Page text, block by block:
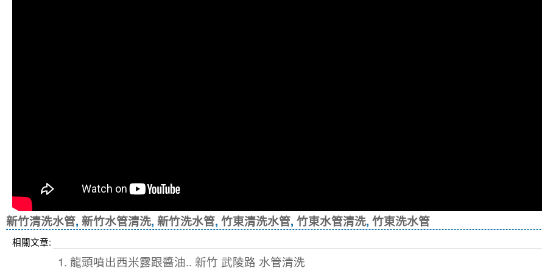
新竹清洗水管, 新竹水管清洗, 新竹洗水管, 竹東清洗水管, 竹東水管清洗, 竹東洗水管
相關文章:
1. 龍頭噴出西米露跟醬油.. 新竹 武陵路 水管清洗